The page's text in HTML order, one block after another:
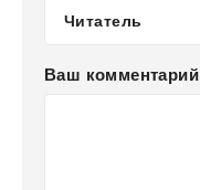
Ваш комментарий